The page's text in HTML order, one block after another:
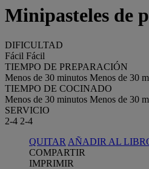
Minipasteles de
DIFICULTAD
Fácil Fácil
TIEMPO DE PREPARACIÓN
Menos de 30 minutos Menos de 30
TIEMPO DE COCINADO
Menos de 30 minutos Menos de 30
SERVICIO
2-4 2-4
QUITAR AÑADIR AL
COMPARTIR
IMPRIMIR